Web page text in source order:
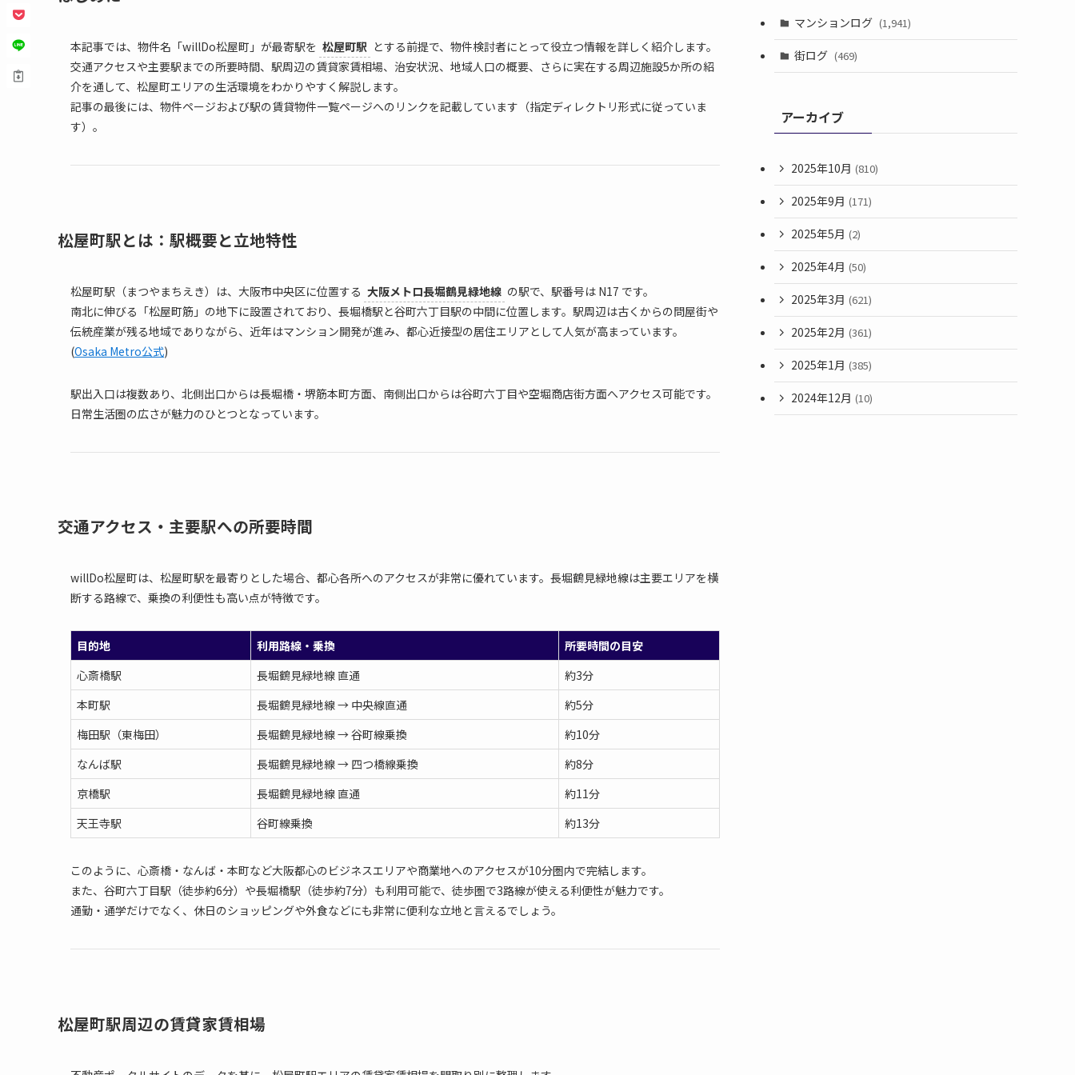
本記事では、物件名「willDo松屋町」が最寄駅を 松屋町駅 とする前提で、物件検討者にとって役立つ情報を詳しく紹介します。
交通アクセスや主要駅までの所要時間、駅周辺の賃貸家賃相場、治安状況、地域人口の概要、さらに実在する周辺施設5か所の紹
介を通して、松屋町エリアの生活環境をわかりやすく解説します。
記事の最後には、物件ページおよび駅の賃貸物件一覧ページへのリンクを記載しています（指定ディレクトリ形式に従っていま
す）。
松屋町駅とは：駅概要と立地特性
松屋町駅（まつやまちえき）は、大阪市中央区に位置する 大阪メトロ長堀鶴見緑地線 の駅で、駅番号は N17 です。
南北に伸びる「松屋町筋」の地下に設置されており、長堀橋駅と谷町六丁目駅の中間に位置します。駅周辺は古くからの問屋街や
伝統産業が残る地域でありながら、近年はマンション開発が進み、都心近接型の居住エリアとして人気が高まっています。
(Osaka Metro公式)
駅出入口は複数あり、北側出口からは長堀橋・堺筋本町方面、南側出口からは谷町六丁目や空堀商店街方面へアクセス可能です。
日常生活圏の広さが魅力のひとつとなっています。
交通アクセス・主要駅への所要時間
willDo松屋町は、松屋町駅を最寄りとした場合、都心各所へのアクセスが非常に優れています。長堀鶴見緑地線は主要エリアを横
断する路線で、乗換の利便性も高い点が特徴です。
目的地 利用路線・乗換
所要時間の目安
心斎橋駅
長堀鶴見緑地線 直通
約3分
本町駅
長堀鶴見緑地線 → 中央線直通
約5分
梅田駅（東梅田）
長堀鶴見緑地線 → 谷町線乗換
約10分
なんば駅
長堀鶴見緑地線 → 四つ橋線乗換
約8分
京橋駅
長堀鶴見緑地線 直通
約11分
天王寺駅
谷町線乗換 約13分
このように、心斎橋・なんば・本町など大阪都心のビジネスエリアや商業地へのアクセスが10分圏内で完結します。
また、谷町六丁目駅（徒歩約6分）や長堀橋駅（徒歩約7分）も利用可能で、徒歩圏で3路線が使える利便性が魅力です。
通勤・通学だけでなく、休日のショッピングや外食などにも非常に便利な立地と言えるでしょう。
松屋町駅周辺の賃貸家賃相場
マンションログ (1,941)
街ログ (469)
アーカイブ
2025年10月 (810)
2025年9月 (171)
2025年5月 (2)
2025年4月 (50)
2025年3月 (621)
2025年2月 (361)
2025年1月 (385)
2024年12月 (10)